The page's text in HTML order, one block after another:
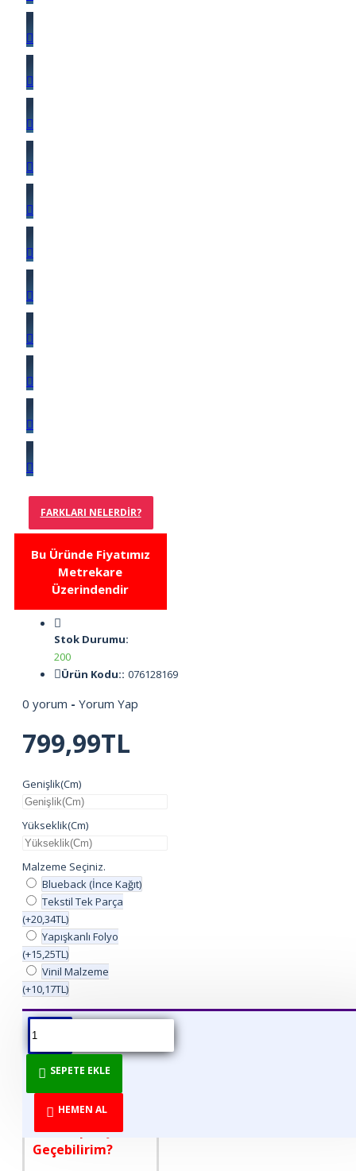
FARKLARI NELERDIR?
Bu Üründe Fiyatımız
Metrekare
Üzerindendir
Stok Durumu:
200
Ürün Kodu:: 076128169
0 yorum - Yorum Yap
799,99TL
Genişlik(Cm)
Yükseklik(Cm)
Malzeme Seçiniz.
Blueback (İnce Kağıt)
Tekstil Tek Parça
(+20,34TL)
Yapışkanlı Folyo
(+15,25TL)
Vinil Malzeme
(+10,17TL)
SEPETE EKLE
HEMEN AL
ÜRÜN BILGISI ÜRÜN YORUMLARI
DİREKT ÜRETİCİDEN
TÜKETİCİYE!
Nasıl Sipariş
Geçebilirim?